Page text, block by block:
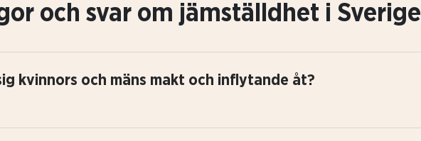
och svar om jämställdhet i Sverige
kvinnors och mäns makt och inflytande åt?